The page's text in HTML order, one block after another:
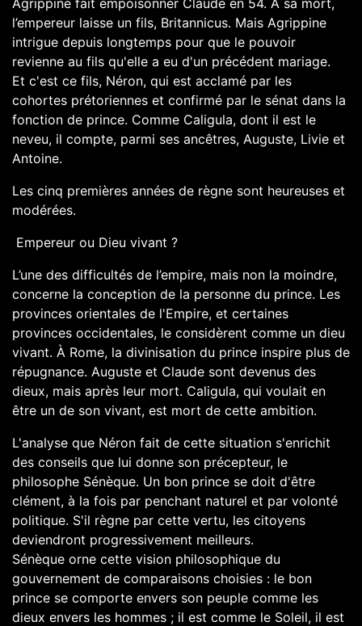
l’empereur laisse un fils, Britannicus. Mais Agrippine
intrigue depuis longtemps pour que le pouvoir
revienne au fils qu'elle a eu d'un précédent mariage.
Et c'est ce fils, Néron, qui est acclamé par les
cohortes prétoriennes et confirmé par le sénat dans la
fonction de prince. Comme Caligula, dont il est le
neveu, il compte, parmi ses ancêtres, Auguste, Livie et
Antoine.
Les cinq premières années de règne sont heureuses et
modérées.
Empereur ou Dieu vivant ?
L’une des difficultés de l’empire, mais non la moindre,
concerne la conception de la personne du prince. Les
provinces orientales de l'Empire, et certaines
provinces occidentales, le considèrent comme un dieu
vivant. À Rome, la divinisation du prince inspire plus de
répugnance. Auguste et Claude sont devenus des
dieux, mais après leur mort. Caligula, qui voulait en
être un de son vivant, est mort de cette ambition.
L'analyse que Néron fait de cette situation s'enrichit
des conseils que lui donne son précepteur, le
philosophe Sénèque. Un bon prince se doit d'être
clément, à la fois par penchant naturel et par volonté
politique. S'il règne par cette vertu, les citoyens
deviendront progressivement meilleurs.
Sénèque orne cette vision philosophique du
gouvernement de comparaisons choisies : le bon
prince se comporte envers son peuple comme les
dieux envers les hommes ; il est comme le Soleil, il est